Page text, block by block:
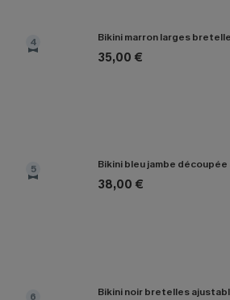
4 Bikini marron larges
35,00 €
5 Bikini bleu jambe
38,00 €
6